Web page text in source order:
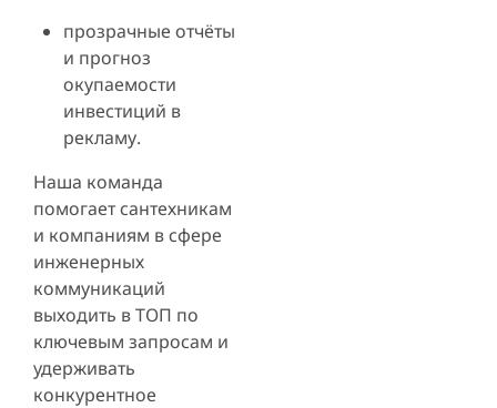
прозрачные отчёты
и прогноз
окупаемости
инвестиций в
рекламу.
Наша команда
помогает сантехникам
и компаниям в сфере
инженерных
коммуникаций
выходить в ТОП по
ключевым запросам и
удерживать
конкурентное